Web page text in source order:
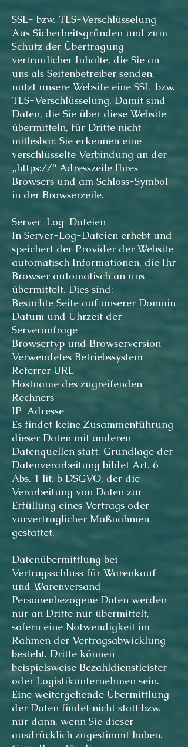
SSL- bzw. TLS-Verschlüsselung
Aus Sicherheitsgründen und zum
Schutz der Übertragung
vertraulicher Inhalte, die Sie an
uns als Seitenbetreiber senden,
nutzt unsere Website eine SSL-bzw.
TLS-Verschlüsselung. Damit sind
Daten, die Sie über diese Website
übermitteln, für Dritte nicht
mitlesbar. Sie erkennen eine
verschlüsselte Verbindung an der
„https://“ Adresszeile Ihres
Browsers und am Schloss-Symbol
in der Browserzeile.
Server-Log-Dateien
In Server-Log-Dateien erhebt und
speichert der Provider der Website
automatisch Informationen, die Ihr
Browser automatisch an uns
übermittelt. Dies sind:
Besuchte Seite auf unserer Domain
Datum und Uhrzeit der
Serveranfrage
Browsertyp und Browserversion
Verwendetes Betriebssystem
Referrer URL
Hostname des zugreifenden
Rechners
IP-Adresse
Es findet keine Zusammenführung
dieser Daten mit anderen
Datenquellen statt. Grundlage der
Datenverarbeitung bildet Art. 6
Abs. 1 lit. b DSGVO, der die
Verarbeitung von Daten zur
Erfüllung eines Vertrags oder
vorvertraglicher Maßnahmen
gestattet.
Datenübermittlung bei
Vertragsschluss für Warenkauf
und Warenversand
Personenbezogene Daten werden
nur an Dritte nur übermittelt,
sofern eine Notwendigkeit im
Rahmen der Vertragsabwicklung
besteht. Dritte können
beispielsweise Bezahldienstleister
oder Logistikunternehmen sein.
Eine weitergehende Übermittlung
der Daten findet nicht statt bzw.
nur dann, wenn Sie dieser
ausdrücklich zugestimmt haben.